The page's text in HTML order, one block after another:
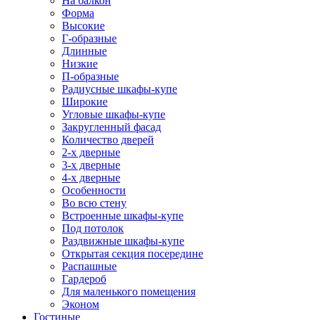
Форма
Высокие
Г-образные
Длинные
Низкие
П-образные
Радиусные шкафы-купе
Широкие
Угловые шкафы-купе
Закругленный фасад
Количество дверей
2-х дверные
3-х дверные
4-х дверные
Особенности
Во всю стену
Встроенные шкафы-купе
Под потолок
Раздвижные шкафы-купе
Открытая секция посередине
Распашные
Гардероб
Для маленького помещения
Эконом
Гостиные